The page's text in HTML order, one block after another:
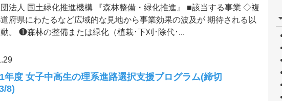
法人 国土緑化推進機構 『森林整備・緑化推進』 ■該当する事業 ◇複
府県にわたるなど広域的な見地から事業効果の波及が 期待される以
。 ❶森林の整備または緑化（植栽･下刈･除代･...
年度 女子中高生の理系進路選択支援プログラム(締切
8)